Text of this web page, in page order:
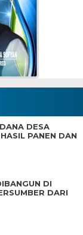
DESA
PANEN DAN
DI
DARI